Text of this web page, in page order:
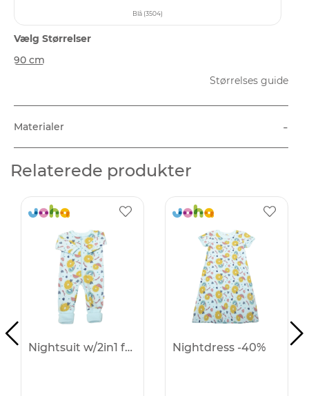
Blå (3504)
Vælg Størrelser
90 cm
Størrelses guide
Materialer -
Relaterede produkter
Nightsuit w/2in1 foot -40% Nightdress -40%